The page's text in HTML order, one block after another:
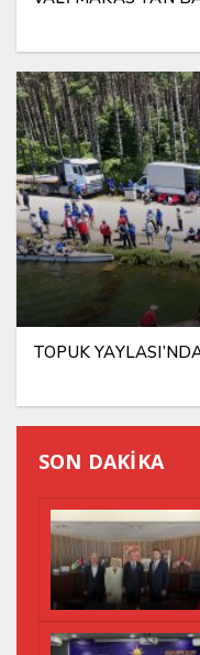
TOPUK
SON DAKİKA